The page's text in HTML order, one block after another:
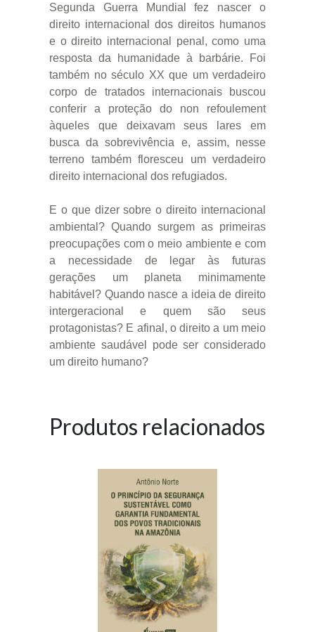
Segunda Guerra Mundial fez nascer o
direito internacional dos direitos humanos
e o direito internacional penal, como uma
resposta da humanidade à barbárie. Foi
também no século XX que um verdadeiro
corpo de tratados internacionais buscou
conferir a proteção do non refoulement
àqueles que deixavam seus lares em
busca da sobrevivência e, assim, nesse
terreno também floresceu um verdadeiro
direito internacional dos refugiados.
E o que dizer sobre o direito internacional
ambiental? Quando surgem as primeiras
preocupações com o meio ambiente e com
a necessidade de legar às futuras
gerações um planeta minimamente
habitável? Quando nasce a ideia de direito
intergeracional e quem são seus
protagonistas? E afinal, o direito a um meio
ambiente saudável pode ser considerado
um direito humano?
Produtos relacionados